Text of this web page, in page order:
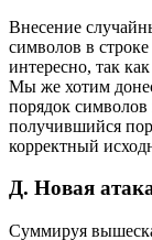
Внесение
символов в
интересно, так
Мы же хотим
порядок символов
получившийся
корректный
Д. Новая
Суммируя